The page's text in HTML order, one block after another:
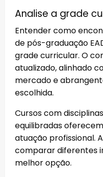
Analise a grade
Entender como
de pós-graduação
grade curricular. O
atualizado, alinhado
mercado e
escolhida.
Cursos com
equilibradas
atuação profissional.
comparar diferentes
melhor opção.